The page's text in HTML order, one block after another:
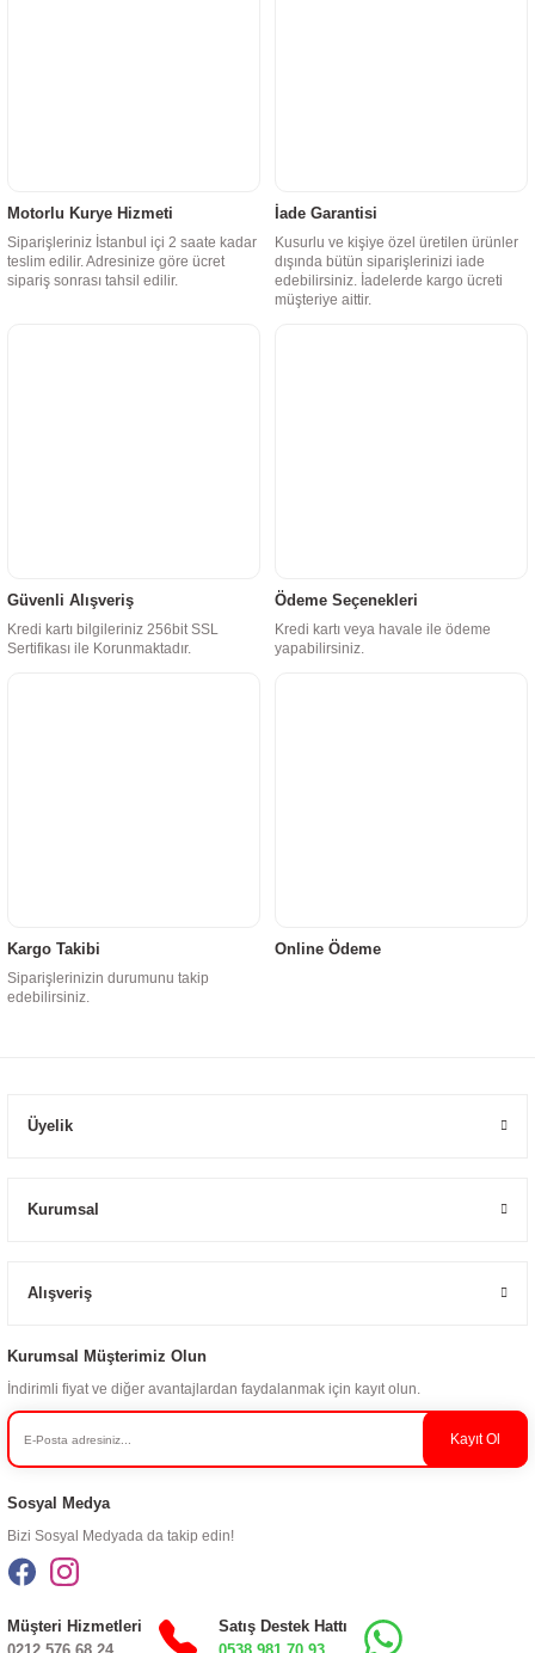
Motorlu Kurye Hizmeti
Siparişleriniz İstanbul içi 2 saate kadar
teslim edilir. Adresinize göre ücret
sipariş sonrası tahsil edilir.
İade Garantisi
Kusurlu ve kişiye özel üretilen ürünler
dışında bütün siparişlerinizi iade
edebilirsiniz. İadelerde kargo ücreti
müşteriye aittir.
Güvenli Alışveriş
Kredi kartı bilgileriniz 256bit SSL
Sertifikası ile Korunmaktadır.
Ödeme Seçenekleri
Kredi kartı veya havale ile ödeme
yapabilirsiniz.
Kargo Takibi
Siparişlerinizin durumunu takip
edebilirsiniz.
Online Ödeme
Üyelik
Kurumsal
Alışveriş
Kurumsal Müşterimiz Olun
İndirimli fiyat ve diğer avantajlardan faydalanmak için kayıt olun.
Kayıt Ol
Sosyal Medya
Bizi Sosyal Medyada da takip edin!
Müşteri Hizmetleri
Satış Destek Hattı